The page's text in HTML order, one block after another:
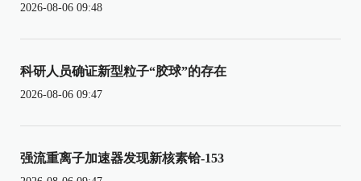
2026-08-06 09:48
科研人员确证新型粒子“胶球”的存在
2026-08-06 09:47
强流重离子加速器发现新核素铪-153